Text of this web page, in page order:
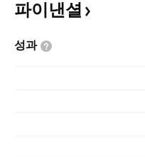
파이낸셜
성과